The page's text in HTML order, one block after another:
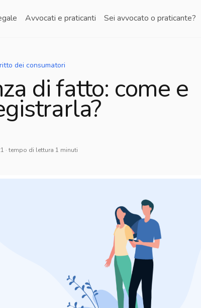
Avvocati e praticanti Sei avvocato o praticante?
dei consumatori
di fatto: come e
· tempo di lettura 1 minuti